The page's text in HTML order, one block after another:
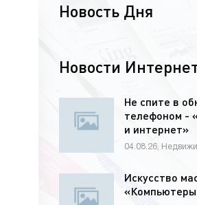
Новость Дня
Новости
Не спите в
телефоном -
и интернет»
Искусство